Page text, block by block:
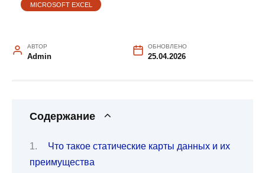
MICROSOFT EXCEL
АВТОР
Admin
ОБНОВЛЕНО
25.04.2026
Содержание
Что такое статические карты данных и их
преимущества